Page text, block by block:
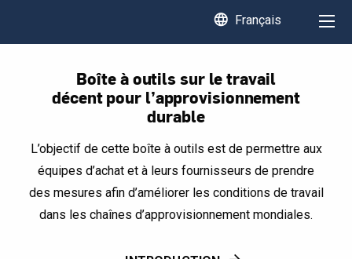
language Français
Boîte à outils sur le travail
décent pour l’approvisionnement
durable
L’objectif de cette boîte à outils est de permettre aux
équipes d’achat et à leurs fournisseurs de prendre
des mesures afin d’améliorer les conditions de travail
dans les chaînes d’approvisionnement mondiales.